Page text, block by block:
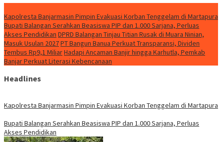
Kapolresta Banjarmasin Pimpin Evakuasi Korban Tenggelam di Martapura
Bupati Balangan Serahkan Beasiswa PIP dan 1.000 Sarjana, Perluas
Akses Pendidikan DPRD Balangan Tinjau Titian Rusak di Muara Ninian,
Masuk Usulan 2027PT Bangun Banua Perkuat Transparansi, Dividen
Tembus Rp9,1 MiliarHadapi Ancaman Banjir hingga Karhutla, Pemkab
Banjar Perkuat Literasi Kebencanaan
Headlines
Kapolresta Banjarmasin Pimpin Evakuasi Korban Tenggelam di Martapura
Bupati Balangan Serahkan Beasiswa PIP dan 1.000 Sarjana, Perluas
Akses Pendidikan